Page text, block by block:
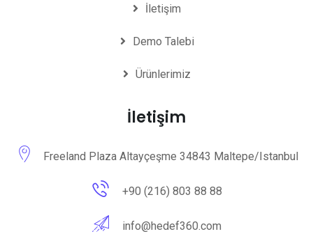
İletişim
Demo Talebi
Ürünlerimiz
İletişim
Freeland Plaza Altayçeşme 34843 Maltepe/Istanbul
+90 (216) 803 88 88
info@hedef360.com